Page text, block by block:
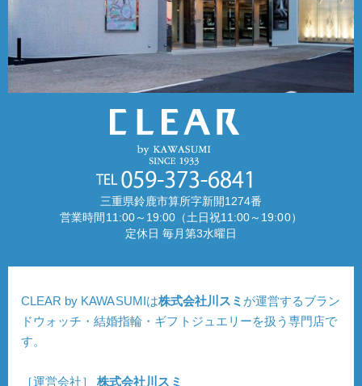
三重県鈴鹿市算所字新開1274番
営業時間11:00～19:00（土日祝11:00～19:00）
定休日 毎月第3水曜日
CLEAR by KAWASUMIは株式会社川スミ が運営するブラン
ドウォッチ・結婚指輪・ギフトジュエリーを扱う専門店で
す。
［運営会社］株式会社川スミ